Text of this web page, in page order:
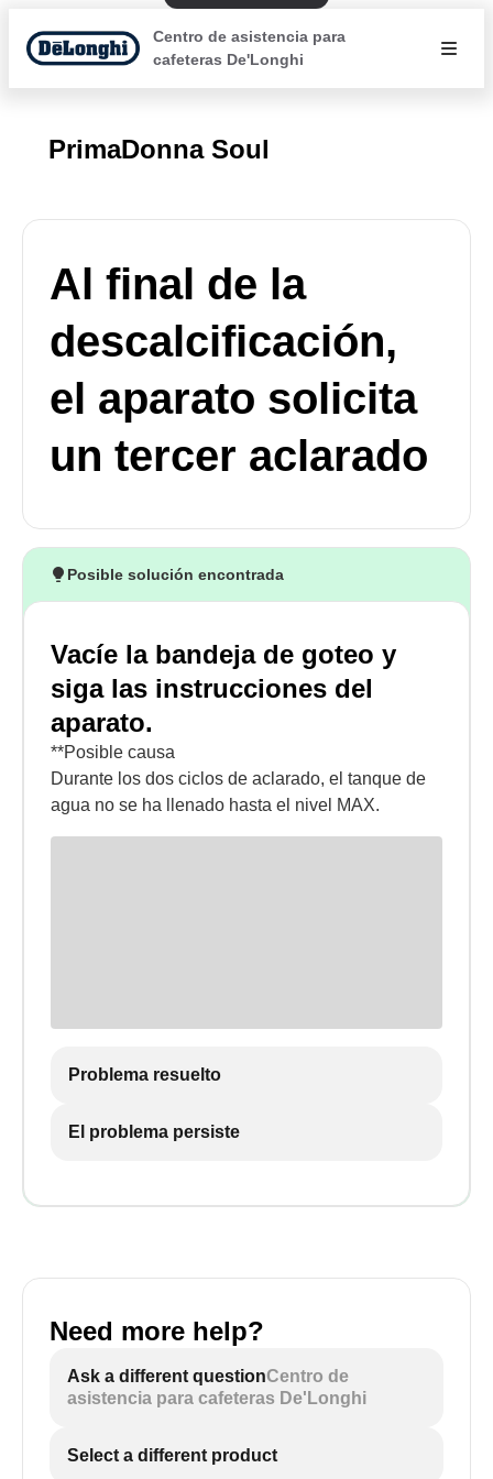
Centro de asistencia para
cafeteras De'Longhi
PrimaDonna Soul
Al final de la
descalcificación,
el aparato solicita
un tercer aclarado
Posible solución encontrada
Vacíe la bandeja de goteo y
siga las instrucciones del
aparato.
**Posible causa
Durante los dos ciclos de aclarado, el tanque de
agua no se ha llenado hasta el nivel MAX.
Problema resuelto
El problema persiste
Need more help?
Ask a different questionCentro de
asistencia para cafeteras De'Longhi
Select a different product